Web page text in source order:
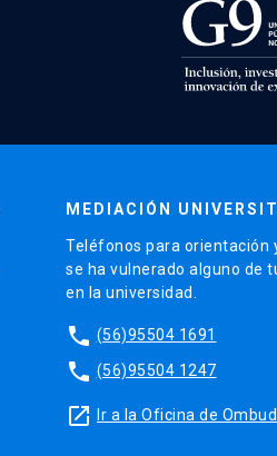
MEDIACIÓN
Teléfonos para orientación
se ha vulnerado alguno de
en la universidad.
phone (56)95504 1691
phone (56)95504 1247
launch Ir a la Oficina de